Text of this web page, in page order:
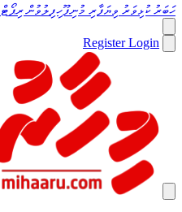
ހަބަރުކުޅިވަރު ވިޔަފާރި މުނިފޫހިފިލުވުންރިޕޯޓް
RegisterLogin